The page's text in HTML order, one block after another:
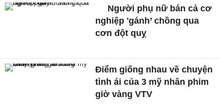
Người phụ nữ bán cả cơ
nghiệp 'gánh’ chồng qua
cơn đột quỵ
Điểm giống nhau về chuyện
tình ái của 3 mỹ nhân phim
giờ vàng VTV